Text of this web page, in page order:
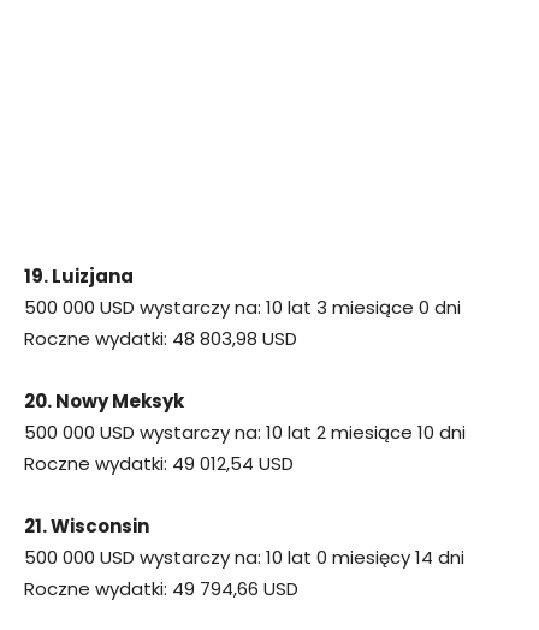
19. Luizjana
500 000 USD wystarczy na: 10 lat 3 miesiące 0 dni
Roczne wydatki: 48 803,98 USD
20. Nowy Meksyk
500 000 USD wystarczy na: 10 lat 2 miesiące 10 dni
Roczne wydatki: 49 012,54 USD
21. Wisconsin
500 000 USD wystarczy na: 10 lat 0 miesięcy 14 dni
Roczne wydatki: 49 794,66 USD